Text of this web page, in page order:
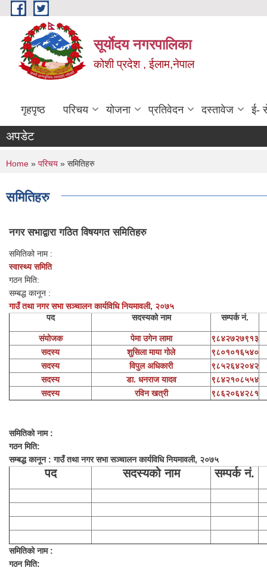
Skip to main content
सूर्याेदय नगरपालिका
कोशी प्रदेश , ईलाम,नेपाल
गृहपृष्ठ परिचय योजना प्रतिवेदन दस्तावेज ई-
अपडेट
You are here
Home » परिचय » समितिहरु
समितिहरु
नगर सभाद्वारा गठित विषयगत समितिहरु
समितिको नाम :
स्वास्थ्य समिति
गठन मिति:
सम्बद्ध कानून :
गाउँ तथा नगर सभा सञ्चालन कार्यविधि नियमावली, २०७५
पद
सदस्यको नाम सम्पर्क नं.
संयोजक पेमा उगेन लामा
९८४२७२७९१३
सदस्य
शुसिला माया गोले
९८०१०१६५४०
सदस्य
विपुल अधिकारी
९८५२६४२०४२
सदस्य
डा. धनराज यादव
९८४२१०८५५४
सदस्य
रविन खत्री ९८६२०६४२८१
समितिको नाम :
गठन मिति:
सम्बद्ध कानून : गाउँ तथा नगर सभा सञ्चालन कार्यविधि नियमावली, २०७५
पद सदस्यको नाम सम्पर्क नं.
समितिको नाम :
गठन मिति: